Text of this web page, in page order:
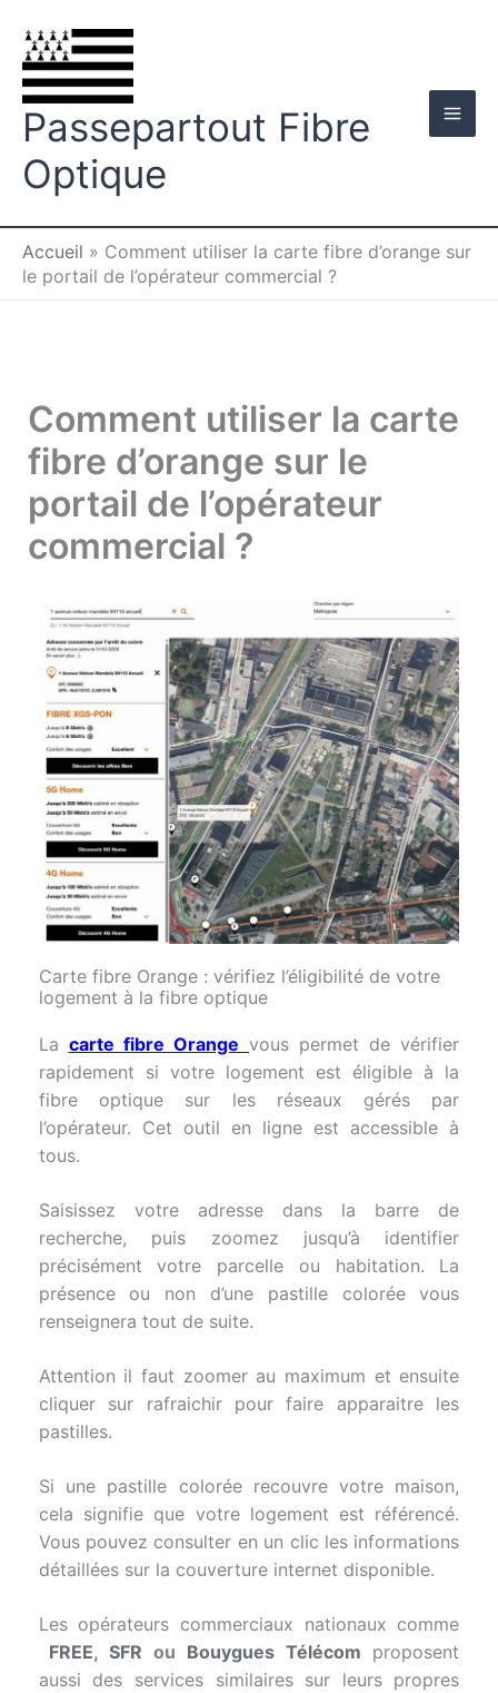
contenu
Passepartout Fibre
Optique
Accueil » Comment utiliser la carte fibre d’orange sur
le portail de l’opérateur commercial ?
Comment utiliser la carte
fibre d’orange sur le
portail de l’opérateur
commercial ?
Carte fibre Orange : vérifiez l’éligibilité de votre
logement à la fibre optique
La carte fibre Orange vous permet de vérifier
rapidement si votre logement est éligible à la
fibre optique sur les réseaux gérés par
l’opérateur. Cet outil en ligne est accessible à
tous.
Saisissez votre adresse dans la barre de
recherche, puis zoomez jusqu’à identifier
précisément votre parcelle ou habitation. La
présence ou non d’une pastille colorée vous
renseignera tout de suite.
Attention il faut zoomer au maximum et ensuite
cliquer sur rafraichir pour faire apparaitre les
pastilles.
Si une pastille colorée recouvre votre maison,
cela signifie que votre logement est référencé.
Vous pouvez consulter en un clic les informations
détaillées sur la couverture internet disponible.
Les opérateurs commerciaux nationaux comme
FREE,SFR ou Bouygues Télécom proposent
aussi des services similaires sur leurs propres